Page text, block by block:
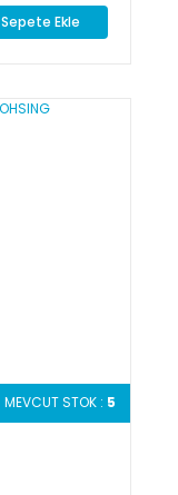
Sepete Ekle
MEVCUT STOK : 5